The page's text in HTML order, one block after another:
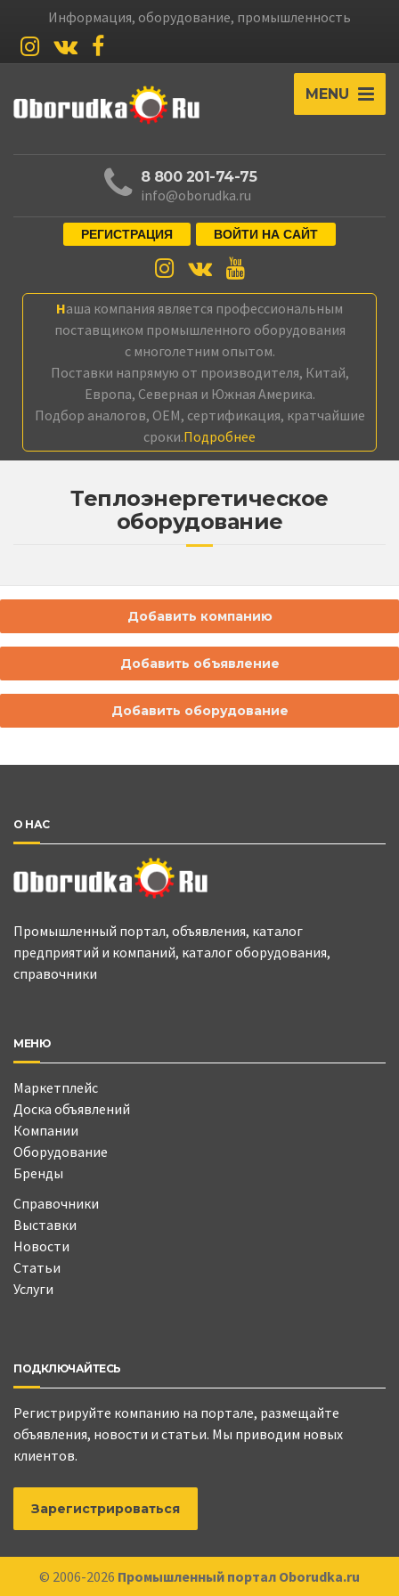
Информация, оборудование, промышленность
MENU
8 800 201-74-75
info@oborudka.ru
РЕГИСТРАЦИЯ ВОЙТИ НА САЙТ
Наша компания является профессиональным
поставщиком промышленного оборудования
с многолетним опытом.
Поставки напрямую от производителя, Китай,
Европа, Северная и Южная Америка.
Подбор аналогов, OEM, сертификация, кратчайшие
сроки.Подробнее
Теплоэнергетическое
оборудование
Добавить компанию
Добавить объявление
Добавить оборудование
О НАС
Промышленный портал, объявления, каталог
предприятий и компаний, каталог оборудования,
справочники
МЕНЮ
Маркетплейс
Доска объявлений
Компании
Оборудование
Бренды
Справочники
Выставки
Новости
Статьи
Услуги
ПОДКЛЮЧАЙТЕСЬ
Регистрируйте компанию на портале, размещайте
объявления, новости и статьи. Мы приводим новых
клиентов.
Зарегистрироваться
© 2006-2026 Промышленный портал Oborudka.ru